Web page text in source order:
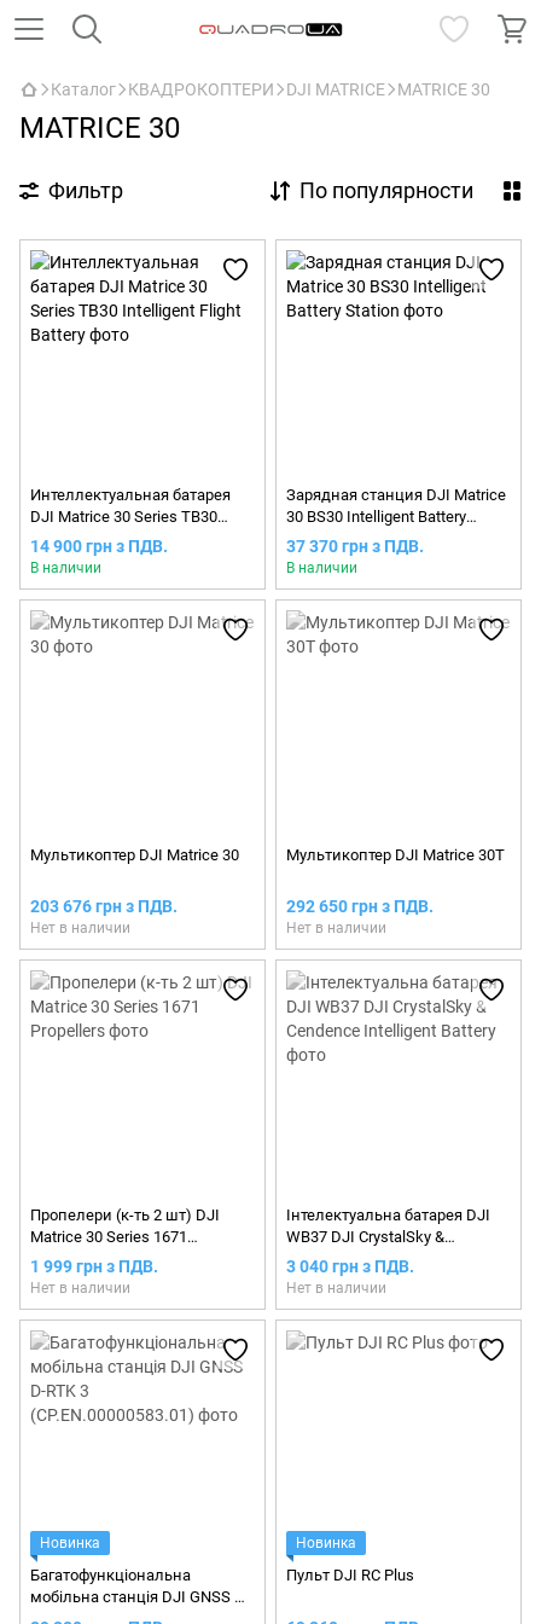
Каталог КВАДРОКОПТЕРИ DJI MATRICE MATRICE 30
MATRICE 30
Фильтр По популярности
Интеллектуальная батарея
DJI Matrice 30 Series TB30
Intelligent Flight Battery
14 900 грн з ПДВ.
В наличии
Зарядная станция DJI Matrice
30 BS30 Intelligent Battery
Station
37 370 грн з ПДВ.
В наличии
Мультикоптер DJI Matrice 30
203 676 грн з ПДВ.
Нет в наличии
Мультикоптер DJI Matrice 30T
292 650 грн з ПДВ.
Нет в наличии
Пропелери (к-ть 2 шт) DJI
Matrice 30 Series 1671
Propellers
1 999 грн з ПДВ.
Нет в наличии
Інтелектуальна батарея DJI
WB37 DJI CrystalSky &
Cendence Intelligent Battery
3 040 грн з ПДВ.
Нет в наличии
Новинка
Багатофункціональна
мобільна станція DJI GNSS D-
RTK 3 (CP.EN.00000583.01)
Новинка
Пульт DJI RC Plus